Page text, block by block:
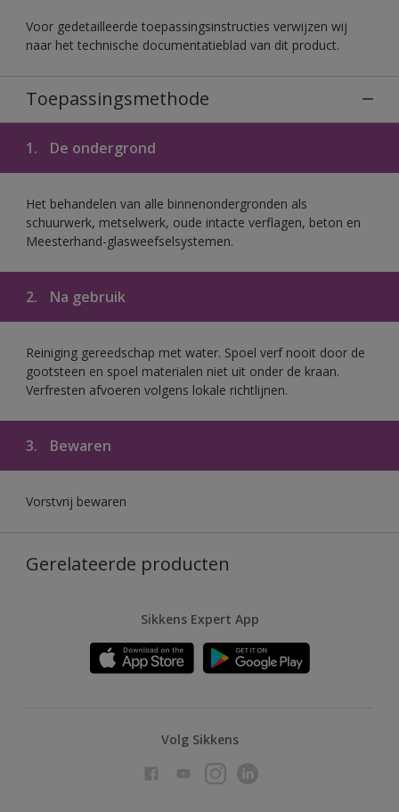
Voor gedetailleerde toepassingsinstructies verwijzen wij
naar het technische documentatieblad van dit product.
Toepassingsmethode
1. De ondergrond
Het behandelen van alle binnenondergronden als
schuurwerk, metselwerk, oude intacte verflagen, beton en
Meesterhand-glasweefselsystemen.
2. Na gebruik
Reiniging gereedschap met water. Spoel verf nooit door de
gootsteen en spoel materialen niet uit onder de kraan.
Verfresten afvoeren volgens lokale richtlijnen.
3. Bewaren
Vorstvrij bewaren
Gerelateerde producten
Sikkens Expert App
Volg Sikkens